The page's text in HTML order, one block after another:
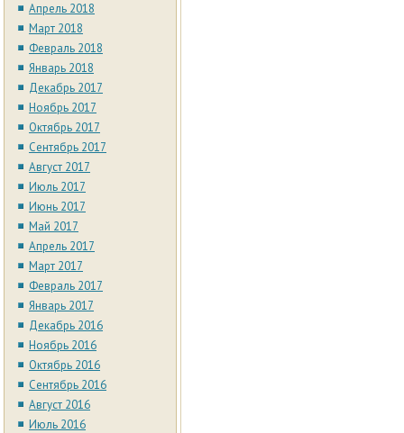
Апрель 2018
Март 2018
Февраль 2018
Январь 2018
Декабрь 2017
Ноябрь 2017
Октябрь 2017
Сентябрь 2017
Август 2017
Июль 2017
Июнь 2017
Май 2017
Апрель 2017
Март 2017
Февраль 2017
Январь 2017
Декабрь 2016
Ноябрь 2016
Октябрь 2016
Сентябрь 2016
Август 2016
Июль 2016